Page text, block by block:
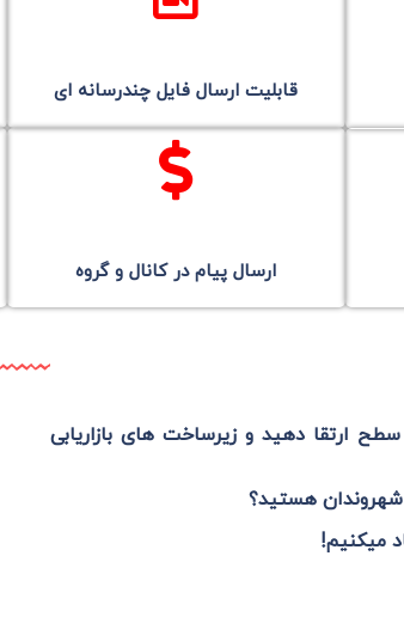
قابلیت ارسال فایل چندرسانه ای
ارسال پیام در کانال و گروه
ارتقا دهید و زیرساخت های بازاریابی
شهروندان هستید؟
میکنیم!